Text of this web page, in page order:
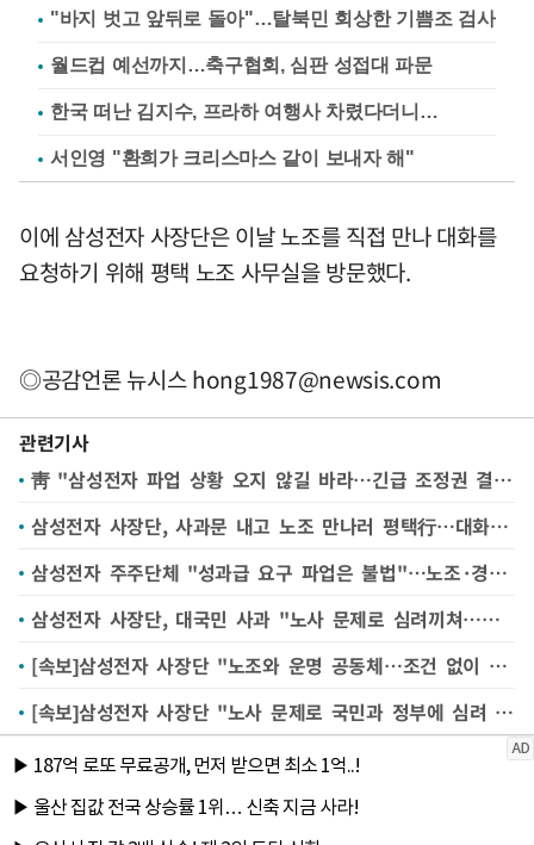
"바지 벗고 앞뒤로 돌아"…탈북민 회상한 기쁨조 검사
월드컵 예선까지…축구협회, 심판 성접대 파문
한국 떠난 김지수, 프라하 여행사 차렸다더니…
서인영 "환희가 크리스마스 같이 보내자 해"
이에 삼성전자 사장단은 이날 노조를 직접 만나 대화를
요청하기 위해 평택 노조 사무실을 방문했다.
◎공감언론 뉴시스hong1987@newsis.com
관련기사
靑 "삼성전자 파업 상황 오지 않길 바라…긴급 조정권 결정 단계는 아냐"
삼성전자 사장단, 사과문 내고 노조 만나러 평택行…대화 재개 요청
삼성전자 주주단체 "성과급 요구 파업은 불법"…노조·경영진 상대 법적대응 예고
삼성전자 사장단, 대국민 사과 "노사 문제로 심려끼쳐…조건 없이 대화할 것"
[속보]삼성전자 사장단 "노조와 운명 공동체…조건 없이 열린 자세로 대화"
[속보]삼성전자 사장단 "노사 문제로 국민과 정부에 심려 끼쳐…사과드린다"